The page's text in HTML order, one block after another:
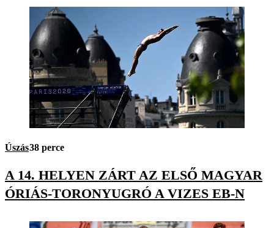
Úszás38 perce
A 14. HELYEN ZÁRT AZ ELSŐ MAGYAR
ÓRIÁS-TORONYUGRÓ A VIZES EB-N